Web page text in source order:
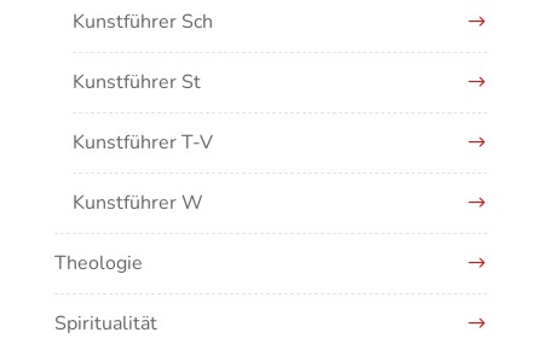
Kunstführer Sch
Kunstführer St
Kunstführer T-V
Kunstführer W
Kunstführer XYZ
Theologie
Spiritualität